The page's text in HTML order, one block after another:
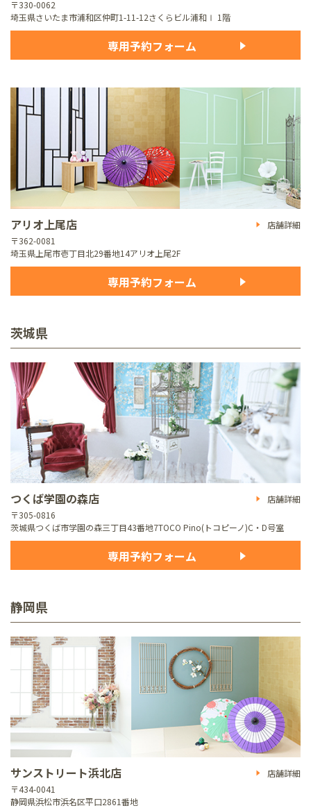
〒330-0062
埼玉県さいたま市浦和区仲町1-11-12さくらビル浦和Ⅰ 1階
専用予約フォーム
アリオ上尾店
店舗詳細
〒362-0081
埼玉県上尾市壱丁目北29番地14アリオ上尾2F
専用予約フォーム
茨城県
つくば学園の森店
店舗詳細
〒305-0816
茨城県つくば市学園の森三丁目43番地7TOCO Pino(トコピーノ)C・D号室
専用予約フォーム
静岡県
サンストリート浜北店
店舗詳細
〒434-0041
静岡県浜松市浜名区平口2861番地